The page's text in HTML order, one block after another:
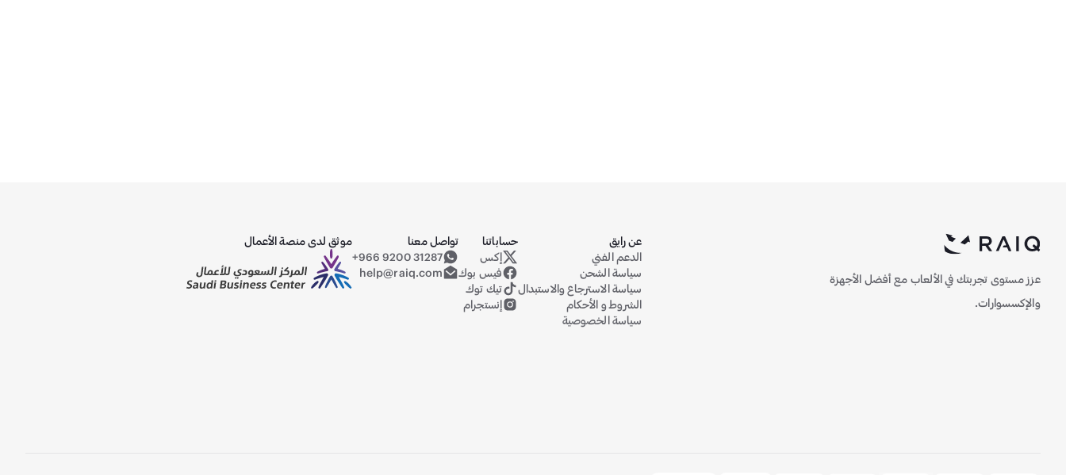
عزز مستوى تجربتك في الألعاب مع أفضل الأجهزة
والإكسسوارات.
عن رايق
الدعم الفني
سياسة الشحن
سياسة الاسترجاع والاستبدال
الشروط و الأحكام
سياسة الخصوصية
حساباتنا
حساب رايق على منصة إكس (تويتر سابقاً)
إكس
فيس بوك
تيك توك
إنستجرام
تواصل معنا
+966 9200 31287
help@raiq.com
موثق لدى منصة الأعمال